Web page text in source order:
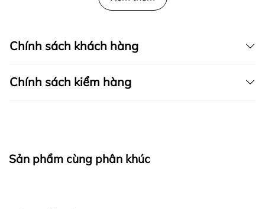
mẫu mã đa dạng nhiều kiểu dáng. Đặc biệt bên
nhiều phái mạnh muốn sở hữu chúng.
điệu, không bị nhàm chán nhờ vào sự biến tấu trong
từng chi tiết, từng đường nét, từng chất liệu được
Chính sách khách hàng
Chính sách kiểm hàng
Sản phẩm cùng phân khúc